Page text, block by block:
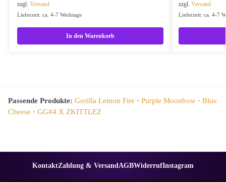
zzgl. Versand
Lieferzeit: ca. 4-7 Werktage
In den Warenkorb
zzgl. Versand
Lieferzeit: ca. 4-7
Passende Produkte: Gorilla Lemon Fire · Purple Moonbow · Blue
Cheese · GG#4 X ZKITTLEZ
KontaktZahlung & VersandAGBWiderrufInstagram